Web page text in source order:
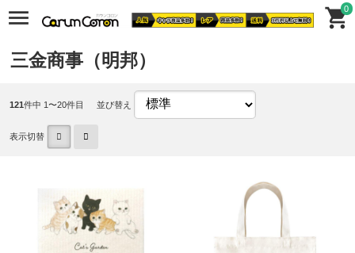
0
三金商事（明邦）
121件中 1〜20件目 並び替え
表示切替